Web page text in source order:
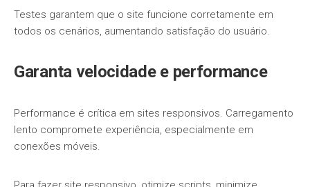
Testes garantem que o site funcione corretamente em
todos os cenários, aumentando satisfação do usuário.
Garanta velocidade e performance
Performance é crítica em sites responsivos. Carregamento
lento compromete experiência, especialmente em
conexões móveis.